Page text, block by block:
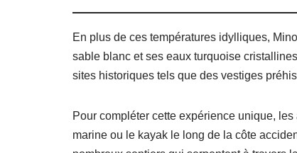
En plus de ces températures idylliques,
sable blanc et ses eaux turquoise
sites historiques tels que des vestiges
Pour compléter cette expérience unique,
marine ou le kayak le long de la côte